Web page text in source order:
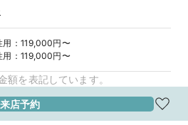
用 ：119,000円〜
用 ：119,000円〜
を表記しています。
来店予約